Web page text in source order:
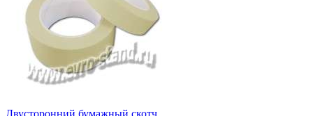
Двусторонний бумажный скотч